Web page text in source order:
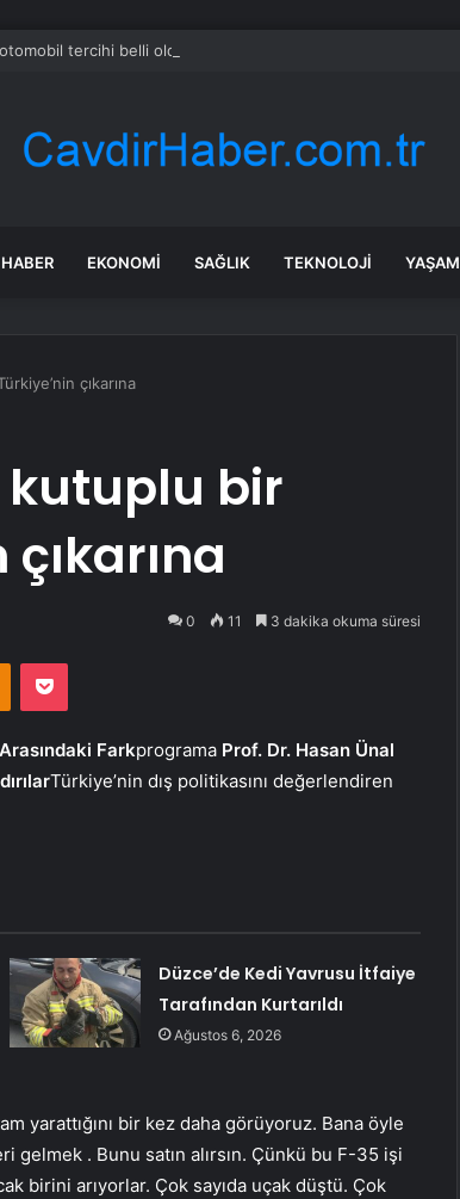
tercihi belli oldu
HABER EKONOMI SAĞLIK TEKNOLOJI YAŞAM
çıkarına
kutuplu bir
0 11 3 dakika okuma süresi
Odnoklassniki
Pocket
Farkprograma Prof. Dr. Hasan Ünal
Türkiye’nin dış politikasını değerlendiren
Düzce’de Kedi Yavrusu İtfaiye
Tarafından Kurtarıldı
Ağustos 6, 2026
yarattığını bir kez daha görüyoruz. Bana öyle
gelmek . Bunu satın alırsın. Çünkü bu F-35 işi
birini arıyorlar. Çok sayıda uçak düştü. Çok